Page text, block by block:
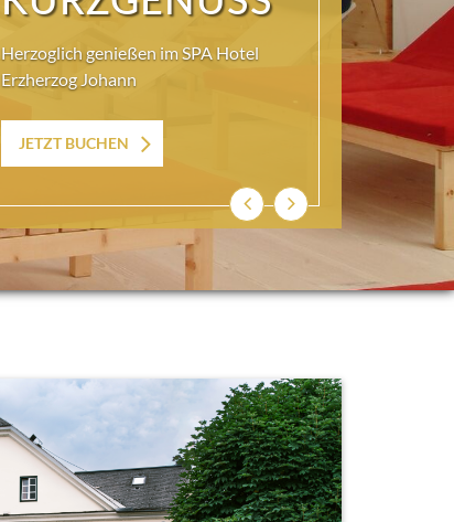
Freundinnen-Urlaub und
Trachtenshopping mit ECHTEM
Ausseer Lebensgefühl
ZurückWeiter